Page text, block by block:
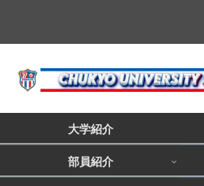
大学紹介
部員紹介